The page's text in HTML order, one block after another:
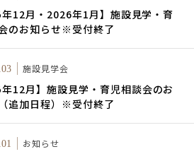
年12月・2026年1月】施設見学・育
のお知らせ※受付終了
施設見学会
年12月】施設見学・育児相談会のお
追加日程）※受付終了
お知らせ